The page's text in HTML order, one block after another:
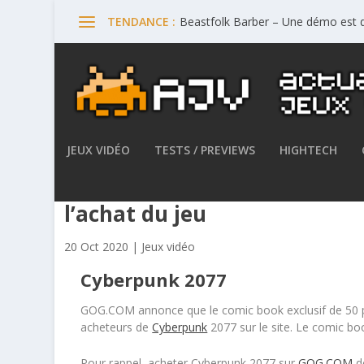
TENDANCE : Beastfolk Barber – Une démo est
JEUX VIDÉO TESTS / PREVIEWS HIGHTECH
l’achat du jeu
20 Oct 2020 | Jeux vidéo
Cyberpunk 2077
GOG.COM annonce que le comic book exclusif de
acheteurs deCyberpunk 2077 sur le site. Le comic